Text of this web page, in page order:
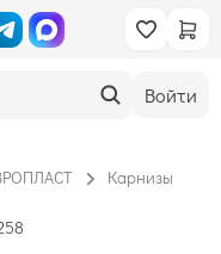
Войти
Карнизы